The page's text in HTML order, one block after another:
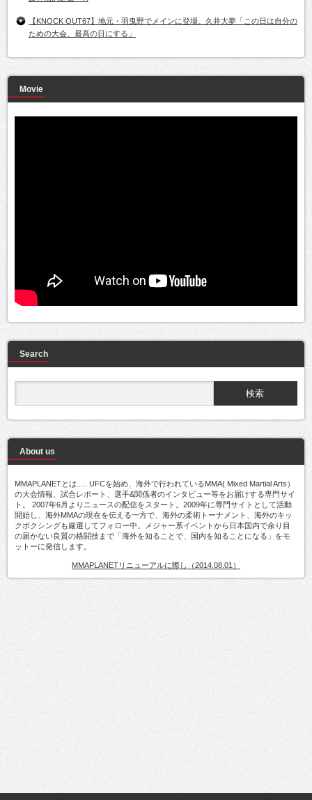
【KNOCK OUT67】地元・羽曳野でメインに登場。久井大夢「この日は自分の
ための大会、最高の日にする」
Movie
Search
About us
MMAPLANETとは..... UFCを始め、海外で行われているMMA( Mixed Martial Arts）
の大会情報、試合レポート、選手&関係者のインタビュー等をお届けする専門サイ
ト。 2007年6月よりニュースの配信をスタート。2009年に専門サイトとして活動
開始し、海外MMAの現在を伝える一方で、海外の柔術トーナメント、海外のキッ
クボクシングも厳選してフォロー中。メジャー系イベントから日本国内で余り目
の届かない良質の格闘技まで「海外を知ることで、国内を知ることになる」をモ
ットーに発信します。
MMAPLANETリニューアルに際し（2014.08.01）